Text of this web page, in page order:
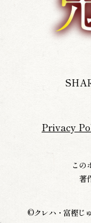
Privacy
この
著
©クレハ・富樫じ